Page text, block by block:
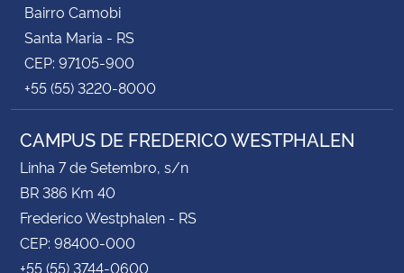
Bairro Camobi
Santa Maria - RS
CEP: 97105-900
+55 (55) 3220-8000
CAMPUS DE FREDERICO WESTPHALEN
Linha 7 de Setembro, s/n
BR 386 Km 40
Frederico Westphalen - RS
CEP: 98400-000
+55 (55) 3744-0600